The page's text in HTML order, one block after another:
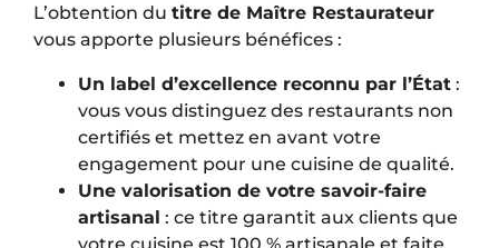
L’obtention du titre de Maître Restaurateur
vous apporte plusieurs bénéfices :
Un label d’excellence reconnu par l’État :
vous vous distinguez des restaurants non
certifiés et mettez en avant votre
engagement pour une cuisine de qualité.
Une valorisation de votre savoir-faire
artisanal : ce titre garantit aux clients que
votre cuisine est 100 % artisanale et faite